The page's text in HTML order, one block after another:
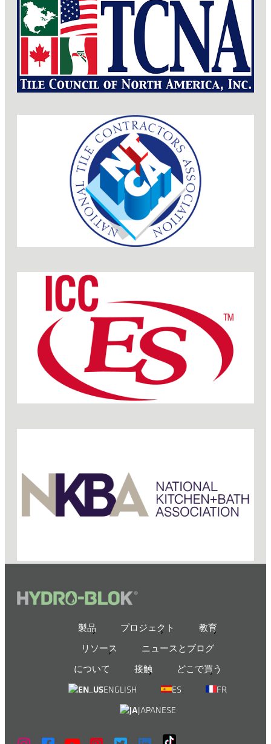
製品 プロジェクト
教育
リソース
ニュースとブログ
について
接触
どこで買う
ENGLISH
ES
FR
JAPANESE